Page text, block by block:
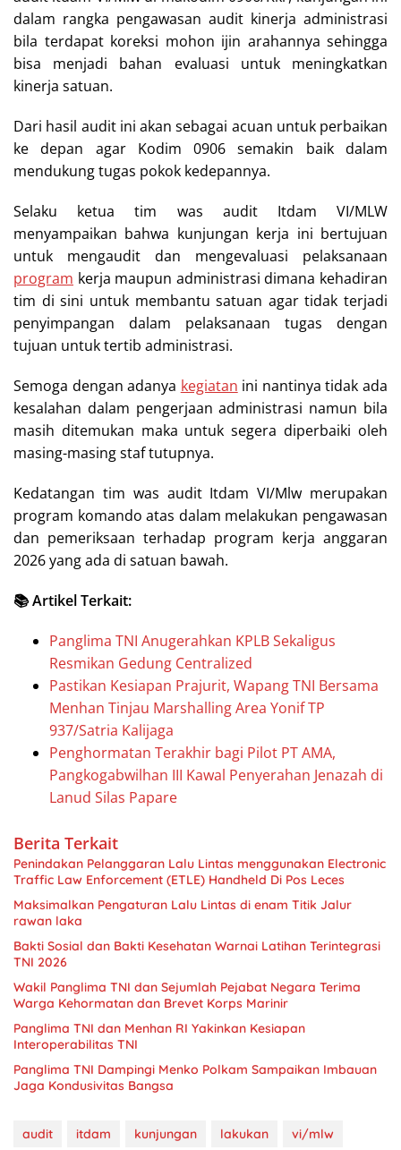
dalam rangka pengawasan audit kinerja administrasi
bila terdapat koreksi mohon ijin arahannya sehingga
bisa menjadi bahan evaluasi untuk meningkatkan
kinerja satuan.
Dari hasil audit ini akan sebagai acuan untuk perbaikan
ke depan agar Kodim 0906 semakin baik dalam
mendukung tugas pokok kedepannya.
Selaku ketua tim was audit Itdam VI/MLW
menyampaikan bahwa kunjungan kerja ini bertujuan
untuk mengaudit dan mengevaluasi pelaksanaan
program kerja maupun administrasi dimana kehadiran
tim di sini untuk membantu satuan agar tidak terjadi
penyimpangan dalam pelaksanaan tugas dengan
tujuan untuk tertib administrasi.
Semoga dengan adanya kegiatan ini nantinya tidak ada
kesalahan dalam pengerjaan administrasi namun bila
masih ditemukan maka untuk segera diperbaiki oleh
masing-masing staf tutupnya.
Kedatangan tim was audit Itdam VI/Mlw merupakan
program komando atas dalam melakukan pengawasan
dan pemeriksaan terhadap program kerja anggaran
2026 yang ada di satuan bawah.
📚 Artikel Terkait:
Panglima TNI Anugerahkan KPLB Sekaligus
Resmikan Gedung Centralized
Pastikan Kesiapan Prajurit, Wapang TNI Bersama
Menhan Tinjau Marshalling Area Yonif TP
937/Satria Kalijaga
Penghormatan Terakhir bagi Pilot PT AMA,
Pangkogabwilhan III Kawal Penyerahan Jenazah di
Lanud Silas Papare
Berita Terkait
Penindakan Pelanggaran Lalu Lintas menggunakan Electronic
Traffic Law Enforcement (ETLE) Handheld Di Pos Leces
Maksimalkan Pengaturan Lalu Lintas di enam Titik Jalur
rawan laka
Bakti Sosial dan Bakti Kesehatan Warnai Latihan Terintegrasi
TNI 2026
Wakil Panglima TNI dan Sejumlah Pejabat Negara Terima
Warga Kehormatan dan Brevet Korps Marinir
Panglima TNI dan Menhan RI Yakinkan Kesiapan
Interoperabilitas TNI
Panglima TNI Dampingi Menko Polkam Sampaikan Imbauan
Jaga Kondusivitas Bangsa
audit itdam kunjungan lakukan vi/mlw